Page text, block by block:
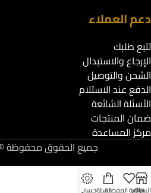
دعم العملاء
تتبع طلبك
الإرجاع والاستبدال
الشحن والتوصيل
الدفع عند الاستلام
الأسئلة الشائعة
ضمان المنتجات
مركز المساعدة
جميع الحقوق
السوق
قائمة المفضلةالسلةحسابي